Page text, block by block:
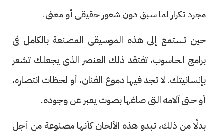
مجرد تكرار لما سبق دون شعور حقيقى أو معنى.
حين تستمع إلى هذه الموسيقى المصنعة بالكامل فى
برامج الحاسوب، تفتقد ذلك العنصر الذى يجعلك تشعر
بإنسانيتك. لا تجد فيها دموع الفنان، أو لحظات انتصاره،
أو حتى آلامه التى صاغها بصوت يعبر عن وجوده.
بدلًا من ذلك، تبدو هذه الألحان كأنها مصنوعة من أجل